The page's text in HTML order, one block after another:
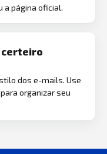
a página oficial.
certeiro
dos e-mails. Use
organizar seu